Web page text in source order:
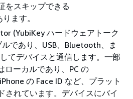
をスキップできる
ます。
(YubiKey ハードウェアトーク
であり、USB、Bluetooth、ま
てデバイスと通信します。一部
ーカルであり、PC の
の Face ID など、プラット
されています。デバイスにバイ